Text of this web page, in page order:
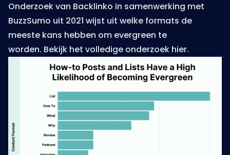
Onderzoek van Backlinko in samenwerking met
BuzzSumo uit 2021 wijst uit welke formats de
meeste kans hebben om evergreen te
worden. Bekijk het volledige onderzoek hier.